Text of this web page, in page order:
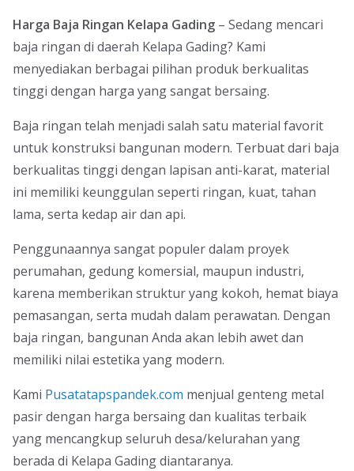
Harga Baja Ringan Kelapa Gading – Sedang mencari
baja ringan di daerah Kelapa Gading? Kami
menyediakan berbagai pilihan produk berkualitas
tinggi dengan harga yang sangat bersaing.
Baja ringan telah menjadi salah satu material favorit
untuk konstruksi bangunan modern. Terbuat dari baja
berkualitas tinggi dengan lapisan anti-karat, material
ini memiliki keunggulan seperti ringan, kuat, tahan
lama, serta kedap air dan api.
Penggunaannya sangat populer dalam proyek
perumahan, gedung komersial, maupun industri,
karena memberikan struktur yang kokoh, hemat biaya
pemasangan, serta mudah dalam perawatan. Dengan
baja ringan, bangunan Anda akan lebih awet dan
memiliki nilai estetika yang modern.
Kami Pusatatapspandek.com menjual genteng metal
pasir dengan harga bersaing dan kualitas terbaik
yang mencangkup seluruh desa/kelurahan yang
berada di Kelapa Gading diantaranya.